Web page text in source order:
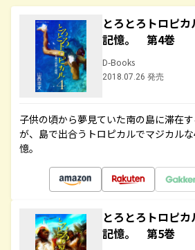
とろとろトロピ
記憶。 第4巻
D-Books
2018.07.26 発売
子供の頃から夢見ていた南の島に滞在
が、島で出合うトロピカルでマジカル
憶。
とろとろトロピ
記憶。 第5巻